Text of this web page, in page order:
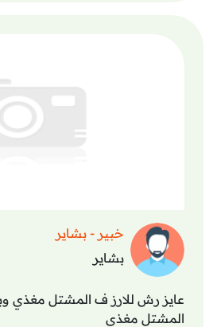
خبير - بشاير
بشاير
عايز رش للارز ف المشتل مغذي
المشتل مغذي